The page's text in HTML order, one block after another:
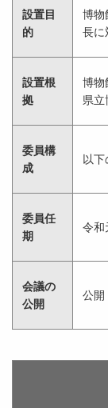
設置目
的
博物
長に
設置根
拠
博物
県立
委員構
成
以下
委員任
期
令和
会議の
公開
公開